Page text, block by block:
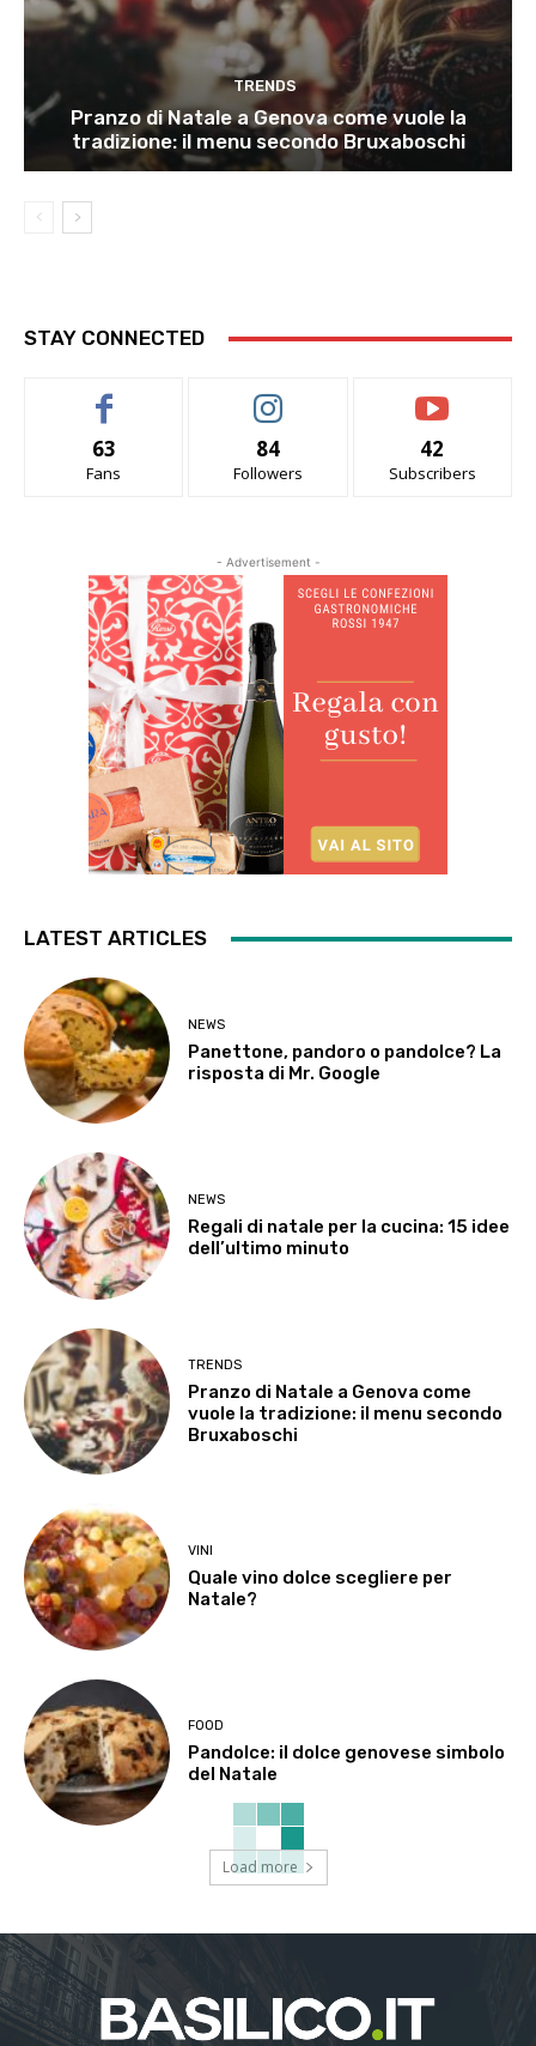
TRENDS
Pranzo di Natale a Genova come vuole la
tradizione: il menu secondo Bruxaboschi
STAY CONNECTED
63
Fans
84
Followers
42
Subscribers
- Advertisement -
LATEST ARTICLES
NEWS
Panettone, pandoro o pandolce? La
risposta di Mr. Google
NEWS
Regali di natale per la cucina: 15 idee
dell’ultimo minuto
TRENDS
Pranzo di Natale a Genova come
vuole la tradizione: il menu secondo
Bruxaboschi
VINI
Quale vino dolce scegliere per
Natale?
FOOD
Pandolce: il dolce genovese simbolo
del Natale
Load more